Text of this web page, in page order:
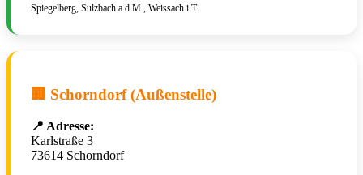
Spiegelberg, Sulzbach a.d.M., Weissach i.T.
🏢 Schorndorf (Außenstelle)
📍 Adresse:
Karlstraße 3
73614 Schorndorf